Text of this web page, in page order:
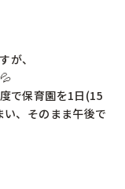
が、
で保育園を1日(15
、そのまま午後で